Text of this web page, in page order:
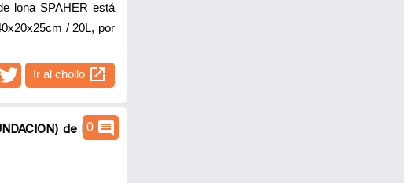
lona SPAHER está
/ 20L, por
Ir al chollo open_in_new
0 comment
de ISAAC